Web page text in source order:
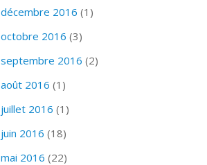
décembre 2016 (1)
octobre 2016 (3)
septembre 2016 (2)
août 2016 (1)
juillet 2016 (1)
juin 2016 (18)
mai 2016 (22)